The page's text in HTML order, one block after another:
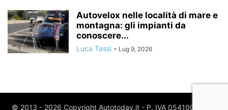
Autovelox nelle località di mare e
montagna: gli impianti da
conoscere...
Luca Tassi - Lug 9, 2026
© 2013 - 2026 Copyright Autotoday.it - P. IVA 05410020969